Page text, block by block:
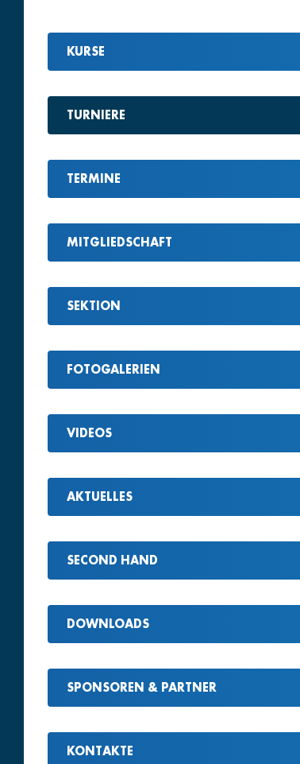
KURSE
TURNIERE
TERMINE
MITGLIEDSCHAFT
SEKTION
FOTOGALERIEN
VIDEOS
AKTUELLES
SECOND HAND
DOWNLOADS
SPONSOREN & PARTNER
KONTAKTE